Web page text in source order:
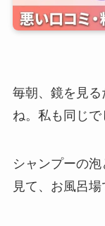
毎朝、鏡を見る
ね。私も同じで
シャンプーの
見て、お風呂場